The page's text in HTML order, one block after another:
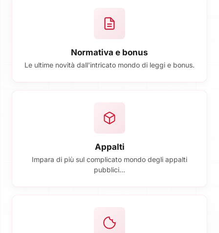
Normativa e bonus
Le ultime novità dall'intricato mondo di leggi e bonus.
Appalti
Impara di più sul complicato mondo degli appalti
pubblici...